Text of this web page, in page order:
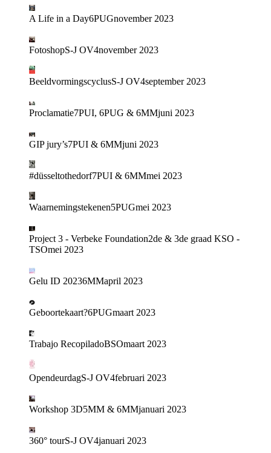
A Life in a Day6PUGnovember 2023
FotoshopS-J OV4november 2023
BeeldvormingscyclusS-J OV4september 2023
Proclamatie7PUI, 6PUG & 6MMjuni 2023
GIP jury’s7PUI & 6MMjuni 2023
#düsseltothedorf7PUI & 6MMmei 2023
Waarnemingstekenen5PUGmei 2023
Project 3 - Verbeke Foundation2de & 3de graad KSO -
TSOmei 2023
Gelu ID 20236MMapril 2023
Geboortekaart?6PUGmaart 2023
Trabajo RecopiladoBSOmaart 2023
OpendeurdagS-J OV4februari 2023
Workshop 3D5MM & 6MMjanuari 2023
360° tourS-J OV4januari 2023